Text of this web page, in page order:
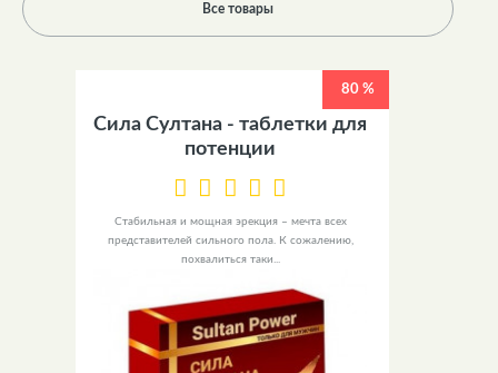
Все товары
80 %
Сила Султана - таблетки для
потенции
Стабильная и мощная эрекция – мечта всех
представителей сильного пола. К сожалению,
похвалиться таки...